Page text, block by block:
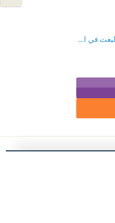
قصة سقوط صدام حسين: وانهيار نظام حزب البعث في العراق عام 2003 (شهادة تاريخية مستقلة)